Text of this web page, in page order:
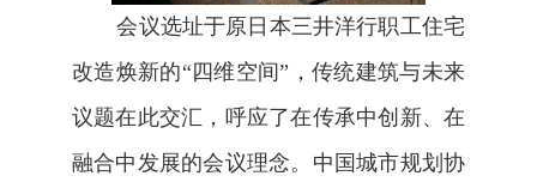
会议选址于原日本三井洋行职工住宅
改造焕新的“四维空间”，传统建筑与未来
议题在此交汇，呼应了在传承中创新、在
融合中发展的会议理念。中国城市规划协